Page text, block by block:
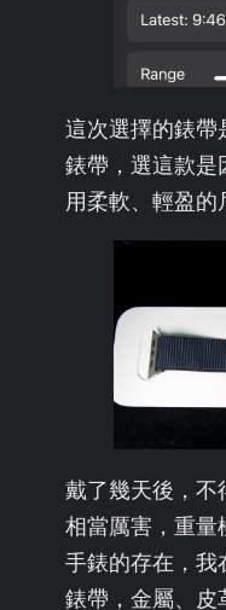
這次選擇的錶帶
錶帶，選這款是
用柔軟、輕盈的
戴了幾天後，不
相當厲害，重量
手錶的存在，我
錶帶，金屬、皮